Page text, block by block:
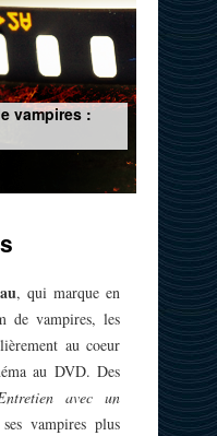
vampires :
, qui marque en
de vampires, les
au coeur
au DVD. Des
avec un
vampires plus